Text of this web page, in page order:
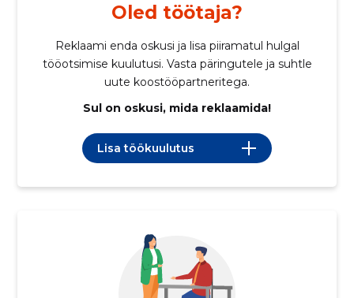
Oled töötaja?
Reklaami enda oskusi ja lisa piiramatul hulgal
tööotsimise kuulutusi. Vasta päringutele ja suhtle
uute koostööpartneritega.
Sul on oskusi, mida reklaamida!
Lisa töökuulutus